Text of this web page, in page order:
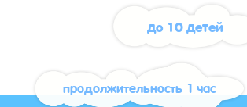
до 10 детей
продолжительность 1 час